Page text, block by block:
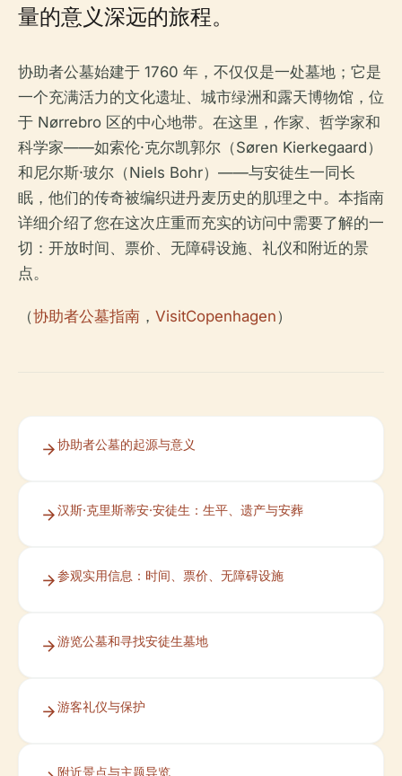
量的意义深远的旅程。
协助者公墓始建于 1760 年，不仅仅是一处墓地；它是
一个充满活力的文化遗址、城市绿洲和露天博物馆，位
于 Nørrebro 区的中心地带。在这里，作家、哲学家和
科学家——如索伦·克尔凯郭尔（Søren Kierkegaard）
和尼尔斯·玻尔（Niels Bohr）——与安徒生一同长
眠，他们的传奇被编织进丹麦历史的肌理之中。本指南
详细介绍了您在这次庄重而充实的访问中需要了解的一
切：开放时间、票价、无障碍设施、礼仪和附近的景
点。
（协助者公墓指南 ， VisitCopenhagen）
协助者公墓的起源与意义
汉斯·克里斯蒂安·安徒生：生平、遗产与安葬
参观实用信息：时间、票价、无障碍设施
游览公墓和寻找安徒生墓地
游客礼仪与保护
附近景点与主题导览